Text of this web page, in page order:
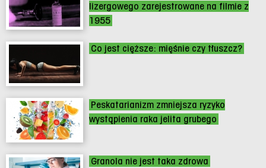
lizergowego zarejestrowane na filmie z
1955
Co jest cięższe: mięśnie czy tłuszcz?
Peskatarianizm zmniejsza ryzyko
wystąpienia raka jelita grubego
Granola nie jest taka zdrowa